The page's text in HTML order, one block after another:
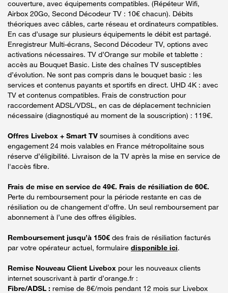
couverture, avec équipements compatibles. (Répéteur Wifi,
Airbox 20Go, Second Décodeur TV : 10€ chacun). Débits
théoriques avec câbles, carte réseau et ordinateurs compatibles.
En cas d’usage sur plusieurs équipements le débit est partagé.
Enregistreur Multi-écrans, Second Décodeur TV, options avec
activations nécessaires. TV d’Orange sur mobile et tablette :
accès au Bouquet Basic. Liste des chaînes TV susceptibles
d’évolution. Ne sont pas compris dans le bouquet basic : les
services et contenus payants et sportifs en direct. UHD 4K : avec
TV et contenus compatibles. Frais de construction pour
raccordement ADSL/VDSL, en cas de déplacement technicien
nécessaire (diagnostiqué au moment de la souscription) : 119€.
Offres Livebox + Smart TV soumises à conditions avec
engagement 24 mois valables en France métropolitaine sous
réserve d’éligibilité. Livraison de la TV après la mise en service de
l'accès fibre.
Frais de mise en service de 49€. Frais de résiliation de 60€.
Perte du remboursement pour la période restante en cas de
résiliation ou de changement d'offre. Un seul remboursement par
abonnement à l’une des offres éligibles.
Remboursement jusqu’à 150€ des frais de résiliation facturés
par votre opérateur actuel, formulaire disponible ici.
Remise Nouveau Client Livebox pour les nouveaux clients
internet souscrivant à partir d’orange.fr :
Fibre/ADSL : remise de 8€/mois pendant 12 mois sur Livebox